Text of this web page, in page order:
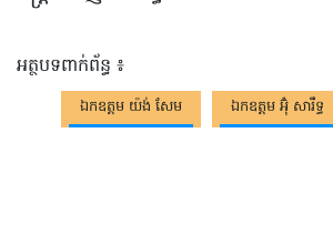
អត្ថបទពាក់ព័ន្ធ ៖
ឯកឧត្តម យ៉ង់ សែម ឯកឧត្តម អ៊ុំ សារឹទ្ធ